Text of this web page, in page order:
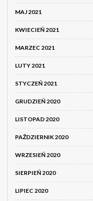
MAJ 2021
KWIECIEŃ 2021
MARZEC 2021
LUTY 2021
STYCZEŃ 2021
GRUDZIEŃ 2020
LISTOPAD 2020
PAŹDZIERNIK 2020
WRZESIEŃ 2020
SIERPIEŃ 2020
LIPIEC 2020